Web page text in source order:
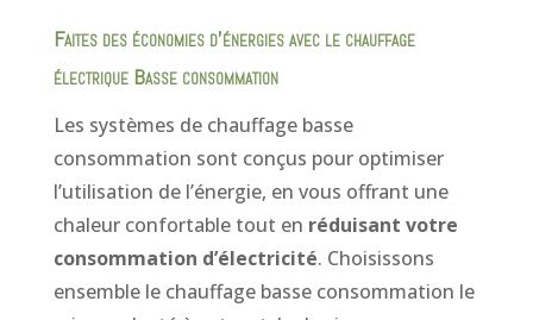
Faites des économies d’énergies avec le chauffage
électrique Basse consommation
Les systèmes de chauffage basse
consommation sont conçus pour optimiser
l’utilisation de l’énergie, en vous offrant une
chaleur confortable tout en réduisant votre
consommation d’électricité. Choisissons
ensemble le chauffage basse consommation le